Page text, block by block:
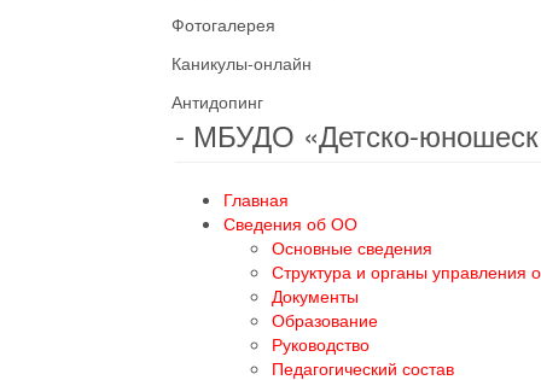
Фотогалерея
Каникулы-онлайн
Антидопинг
- МБУДО «Детско-
Главная
Сведения об ОО
Основные сведения
Структура и органы управления
Документы
Образование
Руководство
Педагогический состав